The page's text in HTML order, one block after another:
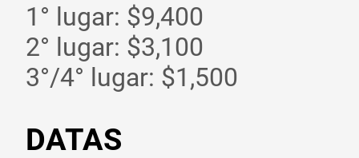
1° lugar: $9,400
2° lugar: $3,100
3°/4° lugar: $1,500
DATAS